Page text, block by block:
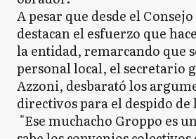
A pesar que desde el
destacan el esfuerzo que
la entidad, remarcando que
personal local, el secretario
Azzoni, desbarató los
directivos para el despido
"Ese muchacho Groppo es